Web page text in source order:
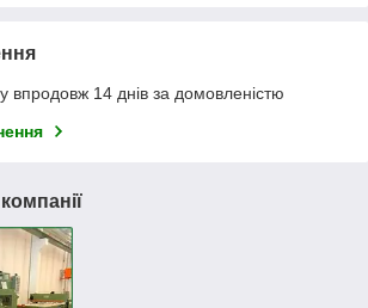
впродовж 14 днів за домовленістю